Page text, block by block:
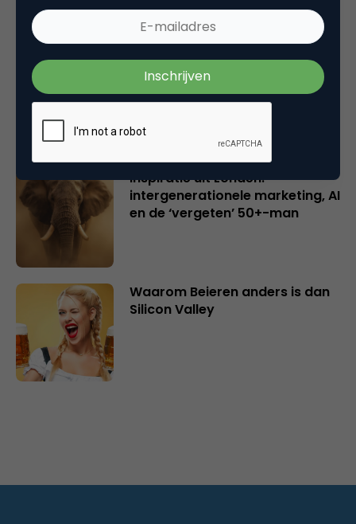
Creatieve sector als aanjager
van innovatie en ontsluiter en
verbinder van industrieën
ooit
Inspiratie uit Londen:
intergenerationele marketing, AI
en de ‘vergeten’ 50+-man
Waarom Beieren anders is dan
Silicon Valley